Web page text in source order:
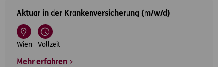
Aktuar in der Krankenversicherung (m/w/d)
Wien Vollzeit
Mehr erfahren